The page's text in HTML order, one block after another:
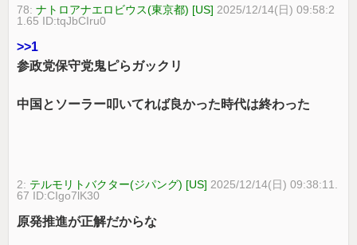
78:ナトロアナエロビウス(東京都) [US] 2025/12/14(日) 09:58:2
1.65 ID:tqJbCIru0
>>1
参政党保守党鬼ピらガックリ
中国とソーラー叩いてれば良かった時代は終わった
2: テルモリトバクター(ジパング) [US] 2025/12/14(日) 09:38:11.
67 ID:CIgo7lK30
原発推進が正解だからな